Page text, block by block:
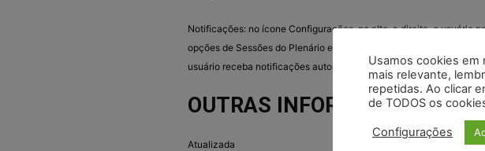
Notificações: no ícone Configurações, no alto, a direita, o usuário
opções de Sessões do Plenário e as Comissões nas quais ele tem
usuário receba notificações automáticas sobre as atividades das
OUTRAS INFORMAÇÕES
Atualizada
Usamos cookies em
mais relevante,
repetidas. Ao clicar
de TODOS os
Configurações